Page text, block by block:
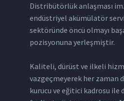
Distribütörlük anlaşması
endüstriyel akümülatör
sektöründe öncü olmayı
pozisyonuna yerleşmiştir.
Kaliteli, dürüst ve ilkeli
vazgeçmeyerek her zaman
kurucu ve eğitici kadrosu ile